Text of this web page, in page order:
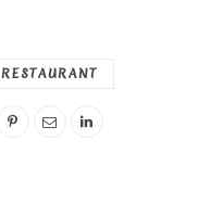
RESTAURANT